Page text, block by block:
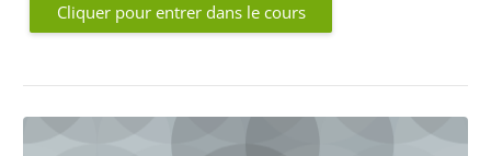
Cliquer pour entrer dans le cours